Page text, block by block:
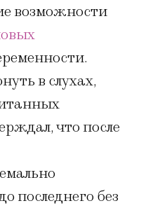
возможности
в слухах,
что после
последнего без